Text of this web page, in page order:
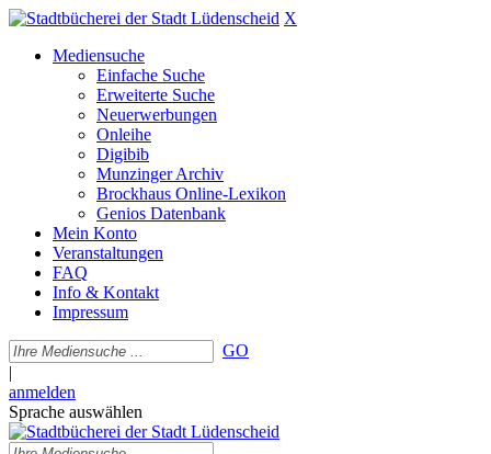
X
Mediensuche
Einfache Suche
Erweiterte Suche
Neuerwerbungen
Onleihe
Digibib
Munzinger Archiv
Brockhaus Online-Lexikon
Genios Datenbank
Mein Konto
Veranstaltungen
FAQ
Info & Kontakt
Impressum
GO
|
anmelden
Sprache auswählen